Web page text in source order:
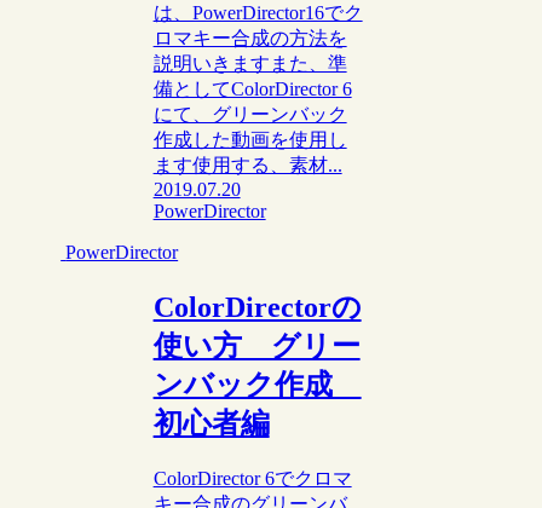
は、PowerDirector16でク
ロマキー合成の方法を
説明いきますまた、準
備としてColorDirector 6
にて、グリーンバック
作成した動画を使用し
ます使用する、素材...
2019.07.20
PowerDirector
PowerDirector
ColorDirectorの
使い方 グリー
ンバック作成
初心者編
ColorDirector 6でクロマ